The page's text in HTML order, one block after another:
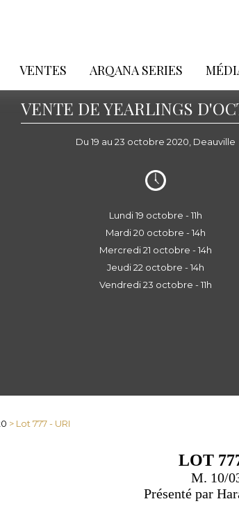
VENTES ARQANA SERIES
VENTE DE YEARLINGS
Du 19 au 23 octobre 2020, Deauville
Lundi 19 octobre - 11h
Mardi 20 octobre - 14h
Mercredi 21 octobre - 14h
Jeudi 22 octobre - 14h
Vendredi 23 octobre - 11h
> Lot 777 - URI
LOT
M. 10/
Présenté par